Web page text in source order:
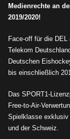
Medienrechte an
2019/2020!
Face-off für die
Telekom
Deutschen
bis einschließ lich
Das SPORT1-
Free-to-Air-
Spielklasse
und der Schweiz.